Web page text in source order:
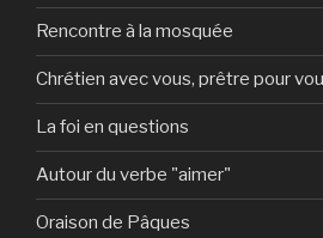
Rencontre à la mosquée
Chrétien avec vous, prêtre pour
La foi en questions
Autour du verbe "aimer"
Oraison de Pâques